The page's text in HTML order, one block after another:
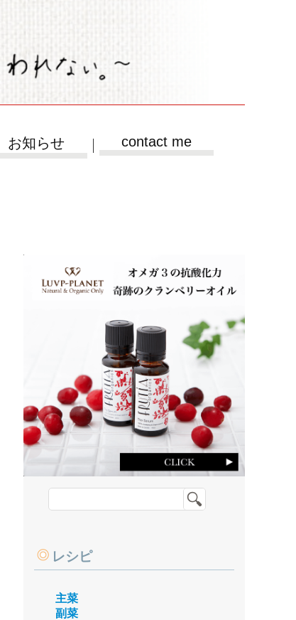
お知らせ contact me
レシピ
主菜
副菜